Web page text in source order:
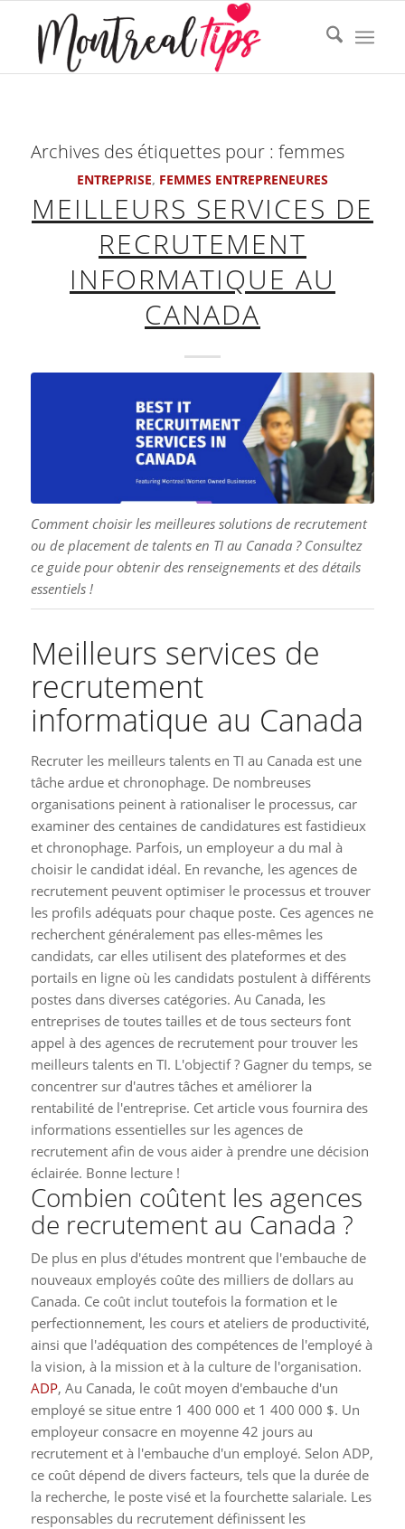
Archives des étiquettes pour : femmes
ENTREPRISE, FEMMES ENTREPRENEURES
MEILLEURS SERVICES DE
RECRUTEMENT
INFORMATIQUE AU
CANADA
Comment choisir les meilleures solutions de recrutement
ou de placement de talents en TI au Canada ? Consultez
ce guide pour obtenir des renseignements et des détails
essentiels !
Meilleurs services de
recrutement
informatique au Canada
Recruter les meilleurs talents en TI au Canada est une
tâche ardue et chronophage. De nombreuses
organisations peinent à rationaliser le processus, car
examiner des centaines de candidatures est fastidieux
et chronophage. Parfois, un employeur a du mal à
choisir le candidat idéal. En revanche, les agences de
recrutement peuvent optimiser le processus et trouver
les profils adéquats pour chaque poste. Ces agences ne
recherchent généralement pas elles-mêmes les
candidats, car elles utilisent des plateformes et des
portails en ligne où les candidats postulent à différents
postes dans diverses catégories. Au Canada, les
entreprises de toutes tailles et de tous secteurs font
appel à des agences de recrutement pour trouver les
meilleurs talents en TI. L'objectif ? Gagner du temps, se
concentrer sur d'autres tâches et améliorer la
rentabilité de l'entreprise. Cet article vous fournira des
informations essentielles sur les agences de
recrutement afin de vous aider à prendre une décision
éclairée. Bonne lecture !
Combien coûtent les agences
de recrutement au Canada ?
De plus en plus d'études montrent que l'embauche de
nouveaux employés coûte des milliers de dollars au
Canada. Ce coût inclut toutefois la formation et le
perfectionnement, les cours et ateliers de productivité,
ainsi que l'adéquation des compétences de l'employé à
la vision, à la mission et à la culture de l'organisation.
ADP, Au Canada, le coût moyen d'embauche d'un
employé se situe entre 1 400 000 et 1 400 000 $. Un
employeur consacre en moyenne 42 jours au
recrutement et à l'embauche d'un employé. Selon ADP,
ce coût dépend de divers facteurs, tels que la durée de
la recherche, le poste visé et la fourchette salariale. Les
responsables du recrutement définissent les